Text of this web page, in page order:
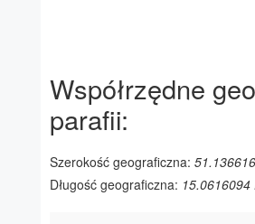
Współrzędne
parafii:
Szerokość geograficzna:
Długość geograficzna: 15.0616094